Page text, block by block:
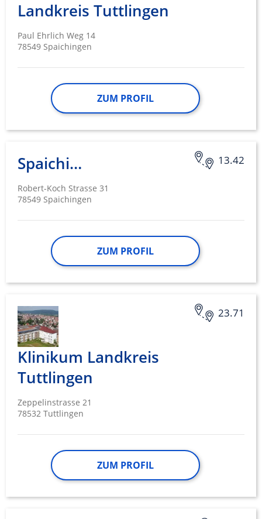
Landkreis Tuttlingen
Paul Ehrlich Weg 14
78549 Spaichingen
ZUM PROFIL
13.42
Spaichingen
Robert-Koch Strasse 31
78549 Spaichingen
ZUM PROFIL
23.71
Klinikum Landkreis
Tuttlingen
Zeppelinstrasse 21
78532 Tuttlingen
ZUM PROFIL
Entwicklung und Verbesserung der
Angebote
Verwendung reduzierter Daten zur Auswahl
IAB-Besonderheiten:
Verwendung genauer Standortdaten
Informationen identifizieren
Notwendig
Performance
Funktional
Werbung